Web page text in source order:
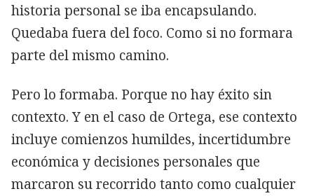
historia personal se iba encapsulando.
Quedaba fuera del foco. Como si no formara
parte del mismo camino.
Pero lo formaba. Porque no hay éxito sin
contexto. Y en el caso de Ortega, ese contexto
incluye comienzos humildes, incertidumbre
económica y decisiones personales que
marcaron su recorrido tanto como cualquier